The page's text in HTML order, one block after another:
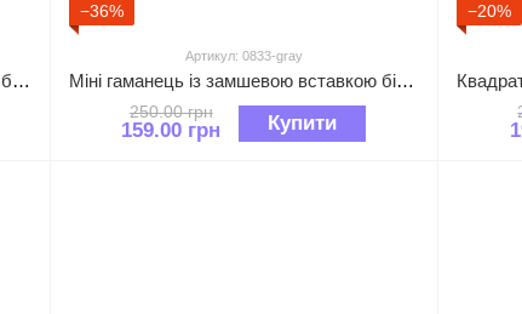
Великий шкіряний гаманець портмоне багато відділів А03-КТ-10221 Вишнево-фіолетовий
−36%
Артикул: 0833-gray
Міні гаманець із замшевою вставкою бігунок з пензликом 0833 Сірий
250.00 грн
159.00 грн Купити
−20%